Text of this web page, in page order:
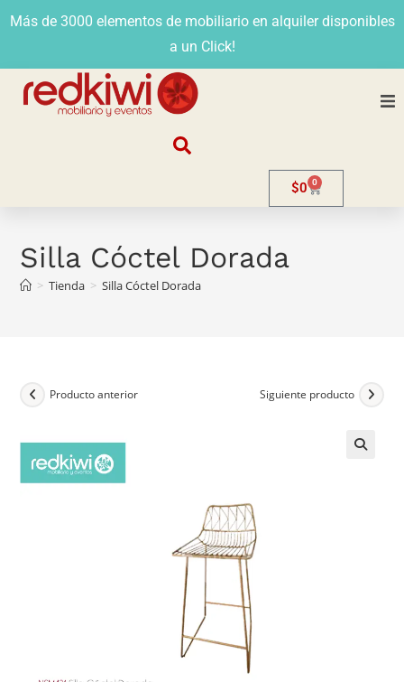
Más de 3000 elementos de mobiliario en alquiler disponibles
a un Click!
Contacto
$0 0
Silla Cóctel Dorada
> Tienda > Silla Cóctel Dorada
Producto anterior Siguiente producto